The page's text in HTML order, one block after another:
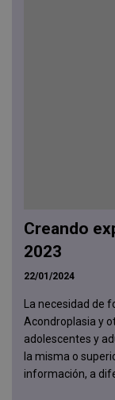
Creando
2023
22/01/2024
La necesidad de
Acondroplasia y
adolescentes y
la misma o
información, a